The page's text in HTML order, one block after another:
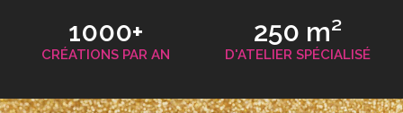
1000+
CRÉATIONS PAR AN
250 m²
D'ATELIER SPÉCIALISÉ